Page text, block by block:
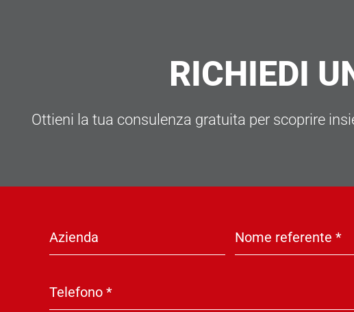
RICHIEDI
Ottieni la tua consulenza gratuita per scoprire
Azienda Nome referente *
Telefono*